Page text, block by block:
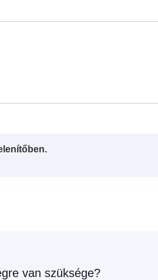
van szüksége?